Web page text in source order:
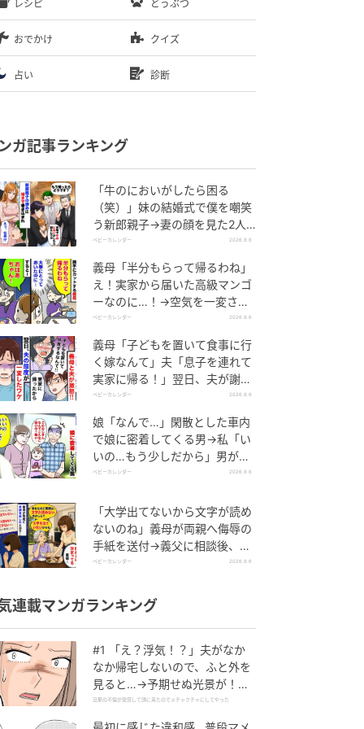
レシピ どうぶつ
おでかけ クイズ
占い 診断
ガ記事ランキング
「牛のにおいがしたら困る
（笑）」妹の結婚式で僕を嘲笑
う新郎親子→妻の顔を見た2人
が絶句したワケ
ベビーカレンダー 2026.8.6
義母「半分もらって帰るわね」
え！実家から届いた高級マンゴ
ーなのに…！→空気を一変させ
た4歳娘の痛快な一言とは
ベビーカレンダー 2026.8.6
義母「子どもを置いて食事に行
く嫁なんて」夫「息子を連れて
実家に帰る！」翌日、夫が謝罪
してきたワケ
ベビーカレンダー 2026.8.6
娘「なんで…」閑散とした車内
で娘に密着してくる男→私「い
いの…もう少しだから」男が血
相を変え逃げたワケ
ベビーカレンダー 2026.8.6
「大学出てないから文字が読め
ないのね」義母が両親へ侮辱の
手紙を送付→義父に相談後、訪
れた末路とは
ベビーカレンダー 2026.8.6
連載マンガランキング
#1 「え？浮気！？」夫がなか
なか帰宅しないので、ふと外を
見ると…→予期せぬ光景が！｜
旦那の不倫が発覚して頭に来た
旦那の不倫が発覚して頭に来たのでメチャクチャにしてやった